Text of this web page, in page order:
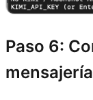
Paso 6:
mensajería